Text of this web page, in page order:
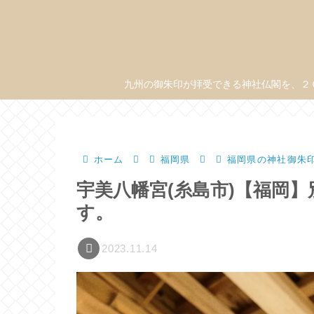
九州の御朱印が拝受できる神社仏閣を、
ホーム 福岡県 福岡県の神社御朱
宇美八幡宮(糸島市)【福岡
す。
2023.11.14